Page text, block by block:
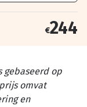
€244
gebaseerd op
omvat
en